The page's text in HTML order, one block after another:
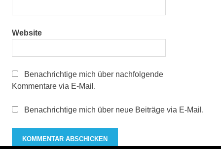
Website
Benachrichtige mich über nachfolgende
Kommentare via E-Mail.
Benachrichtige mich über neue Beiträge via E-Mail.